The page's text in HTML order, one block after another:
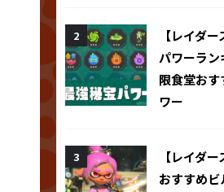
【レイダ
パワーラ
限食堂お
ワー
【レイダ
おすすめ